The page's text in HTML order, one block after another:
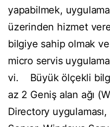
yapabilmek,
üzerinden hizmet
bilgiye sahip olmak
micro servis
vi. Büyük ölçekli
az 2 Geniş alan ağı
Directory